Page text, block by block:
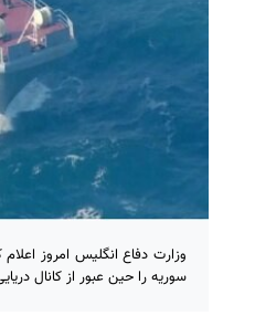
سوریه را حین عبور از کانال